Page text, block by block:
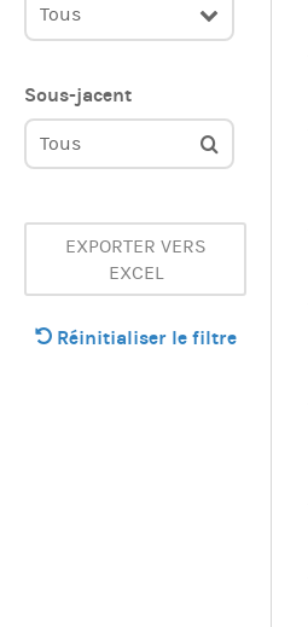
Tous
Sous-jacent
Tous
EXPORTER VERS
EXCEL
Réinitialiser le filtre